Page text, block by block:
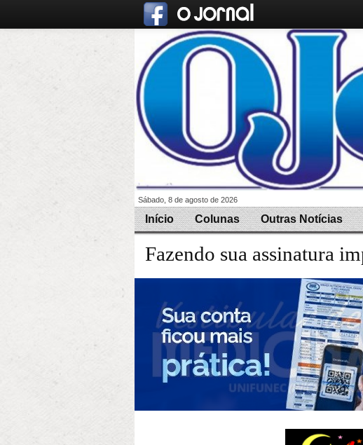
Sábado, 8 de agosto de 2026
Início Colunas Outras Notícias
Fazendo sua assinatura